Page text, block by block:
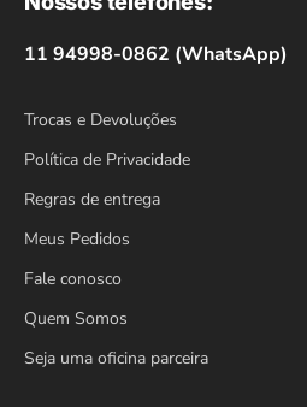
11 94998-0862 (WhatsApp)
Trocas e Devoluções
Política de Privacidade
Regras de entrega
Meus Pedidos
Fale conosco
Quem Somos
Seja uma oficina parceira